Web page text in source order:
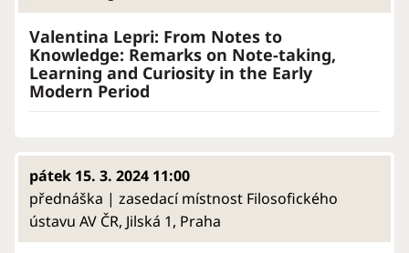
Valentina Lepri: From Notes to
Knowledge: Remarks on Note-taking,
Learning and Curiosity in the Early
Modern Period
pátek 15. 3. 2024 11:00
přednáška | zasedací místnost Filosofického
ústavu AV ČR, Jilská 1, Praha